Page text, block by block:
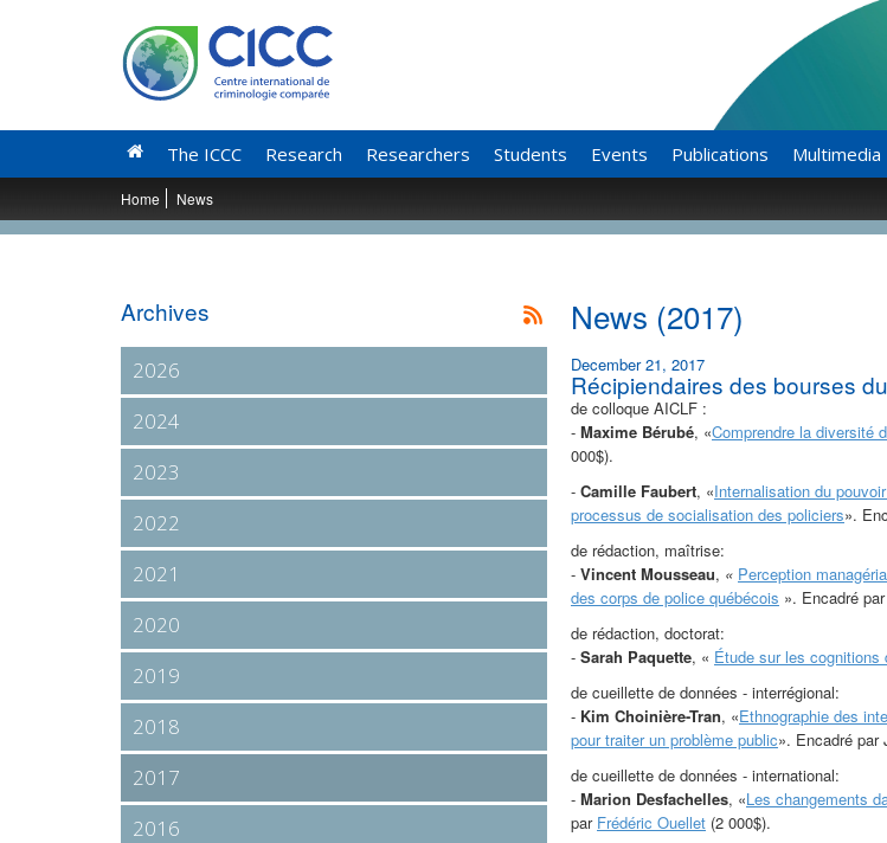
The ICCC Research Researchers Students Events Publications Multimedia
Home News
News (2017)
December 21, 2017
Récipiendaires des bourses
de colloque AICLF :
- Maxime Bérubé, «Comprendre la diversité
000$).
- Camille Faubert, «Internalisation du
processus de socialisation des policiers».
de rédaction, maîtrise:
- Vincent Mousseau, « Perception
des corps de police québécois ». Encadré par
de rédaction, doctorat:
- Sarah Paquette, « Étude sur les
de cueillette de données - interrégional:
- Kim Choinière-Tran, «Ethnographie des
pour traiter un problème public». Encadré par
de cueillette de données - international:
- Marion Desfachelles, «Les changements
par Frédéric Ouellet (2 000$).
Archives
2026
2024
2023
2022
2021
2020
2019
2018
2017
2016